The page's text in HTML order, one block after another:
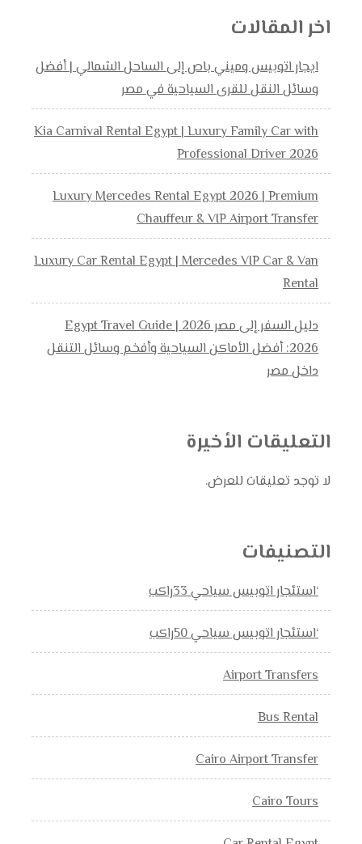
اخر المقالات
ايجار اتوبيس وميني باص إلى الساحل الشمالي | أفضل
وسائل النقل للقرى السياحية في مصر
Kia Carnival Rental Egypt | Luxury Family Car with
Professional Driver 2026
Luxury Mercedes Rental Egypt 2026 | Premium
Chauffeur & VIP Airport Transfer
Luxury Car Rental Egypt | Mercedes VIP Car & Van
Rental
دليل السفر إلى مصر 2026 | Egypt Travel Guide
2026: أفضل الأماكن السياحية وأفخم وسائل التنقل
داخل مصر
التعليقات الأخيرة
لا توجد تعليقات للعرض.
التصنيفات
‘استئجار اتوبيس سياحي 33راكب
‘استئجار اتوبيس سياحي 50راكب
Airport Transfers
Bus Rental
Cairo Airport Transfer
Cairo Tours